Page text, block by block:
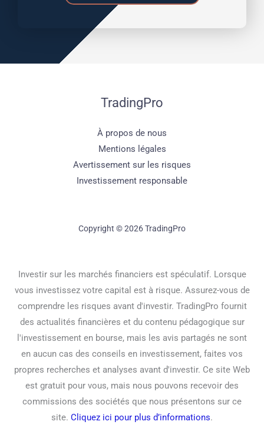
TradingPro
À propos de nous
Mentions légales
Avertissement sur les risques
Investissement responsable
Copyright © 2026 TradingPro
Investir sur les marchés financiers est spéculatif. Lorsque
vous investissez votre capital est à risque. Assurez-vous de
comprendre les risques avant d'investir. TradingPro fournit
des actualités financières et du contenu pédagogique sur
l'investissement en bourse, mais les avis partagés ne sont
en aucun cas des conseils en investissement, faites vos
propres recherches et analyses avant d'investir. Ce site Web
est gratuit pour vous, mais nous pouvons recevoir des
commissions des sociétés que nous présentons sur ce
site. Cliquez ici pour plus d’informations.